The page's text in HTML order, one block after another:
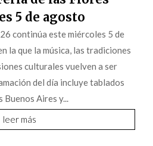
5 de agosto
continúa este miércoles 5 de
la que la música, las tradiciones
culturales vuelven a ser
del día incluye tablados
Buenos Aires y...
leer más